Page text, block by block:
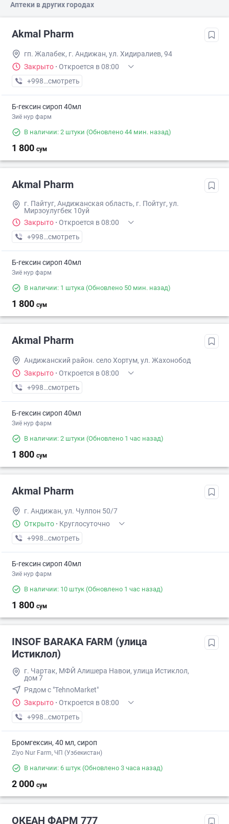
Аптеки в других городах
Akmal Pharm
гп. Жалабек, г. Андижан, ул. Хидиралиев, 94
Закрыто · Откроется в 08:00
+998 (90) XXX-XX-XX
смотреть
Б-гексин сироп 40мл
Зиё нур фарм
В наличии: 2 штуки (Обновлено 44 мин. назад)
1 800 сум
Akmal Pharm
г. Пайтуг, Андижанская область, г. Пойтуг, ул.
Мирзоулугбек 10уй
Закрыто · Откроется в 08:00
+998 (90) XXX-XX-XX
смотреть
Б-гексин сироп 40мл
Зиё нур фарм
В наличии: 1 штука (Обновлено 50 мин. назад)
1 800 сум
Akmal Pharm
Андижанский район. село Хортум, ул. Жахонобод
Закрыто · Откроется в 08:00
+998 (91) XXX-XX-XX
смотреть
Б-гексин сироп 40мл
Зиё нур фарм
В наличии: 2 штуки (Обновлено 1 час назад)
1 800 сум
Akmal Pharm
г. Андижан, ул. Чулпон 50/7
Открыто · Круглосуточно
+998 (91) XXX-XX-XX
смотреть
Б-гексин сироп 40мл
Зиё нур фарм
В наличии: 10 штук (Обновлено 1 час назад)
1 800 сум
INSOF BARAKA FARM (улица
Истиклол)
г. Чаpтак, МФЙ Алишера Навои, улица Истиклол,
дом 7
Рядом с "TehnoMarket"
Закрыто · Откроется в 08:00
+998 (94) XXX-XX-XX
смотреть
Бромгексин, 40 мл, сироп
Ziyo Nur Farm, ЧП (Узбекистан)
В наличии: 6 штук (Обновлено 3 часа назад)
2 000 сум
ОКЕАН ФАРМ 777